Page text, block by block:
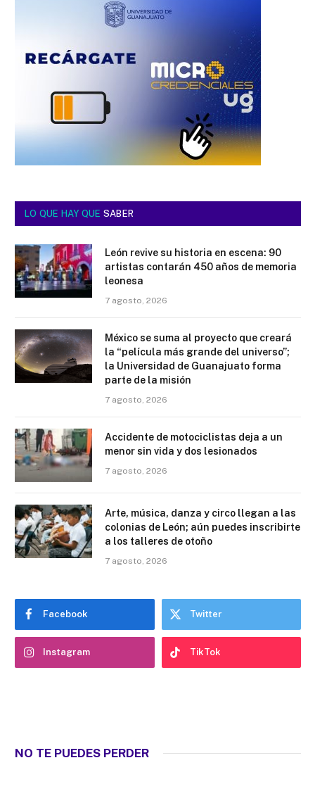
LO QUE HAY QUE SABER
León revive su historia en escena: 90
artistas contarán 450 años de memoria
leonesa
7 agosto, 2026
México se suma al proyecto que creará
la “película más grande del universo”;
la Universidad de Guanajuato forma
parte de la misión
7 agosto, 2026
Accidente de motociclistas deja a un
menor sin vida y dos lesionados
7 agosto, 2026
Arte, música, danza y circo llegan a las
colonias de León; aún puedes inscribirte
a los talleres de otoño
7 agosto, 2026
Facebook Twitter
Instagram TikTok
NO TE PUEDES PERDER